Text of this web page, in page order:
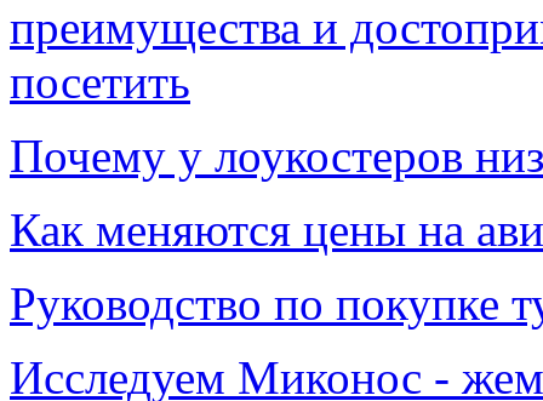
преимущества и
посетить
Почему у лоукостеров
Как меняются цены на
Руководство по покупке
Исследуем Миконос -